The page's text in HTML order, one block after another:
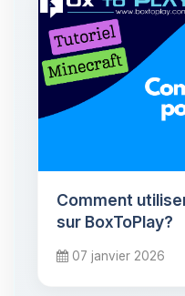
Comment
sur BoxToPlay?
07 janvier 2026